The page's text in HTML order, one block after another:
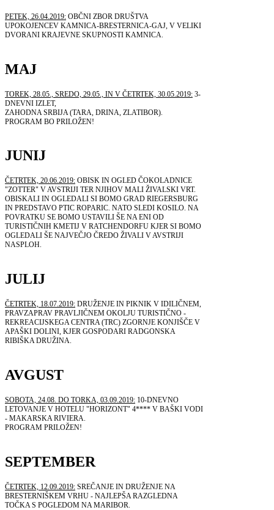
PETEK, 26.04.2019: OBČNI ZBOR DRUŠTVA
UPOKOJENCEV KAMNICA-BRESTERNICA-GAJ, V VELIKI
DVORANI KRAJEVNE SKUPNOSTI KAMNICA.
MAJ
TOREK, 28.05., SREDO, 29.05., IN V ČETRTEK, 30.05.2019: 3-
DNEVNI IZLET,
ZAHODNA SRBIJA (TARA, DRINA, ZLATIBOR).
PROGRAM BO PRILOŽEN!
JUNIJ
ČETRTEK, 20.06.2019: OBISK IN OGLED ČOKOLADNICE
"ZOTTER" V AVSTRIJI TER NJIHOV MALI ŽIVALSKI VRT.
OBISKALI IN OGLEDALI SI BOMO GRAD RIEGERSBURG
IN PREDSTAVO PTIC ROPARIC. NATO SLEDI KOSILO. NA
POVRATKU SE BOMO USTAVILI ŠE NA ENI OD
TURISTIČNIH KMETIJ V RATCHENDORFU KJER SI BOMO
OGLEDALI ŠE NAJVEČJO ČREDO ŽIVALI V AVSTRIJI
NASPLOH.
JULIJ
ČETRTEK, 18.07.2019: DRUŽENJE IN PIKNIK V IDILIČNEM,
PRAVZAPRAV PRAVLJIČNEM OKOLJU TURISTIČNO -
REKREACIJSKEGA CENTRA (TRC) ZGORNJE KONJIŠČE V
APAŠKI DOLINI, KJER GOSPODARI RADGONSKA
RIBIŠKA DRUŽINA.
AVGUST
SOBOTA, 24.08. DO TORKA, 03.09.2019: 10-DNEVNO
LETOVANJE V HOTELU "HORIZONT" 4**** V BAŠKI VODI
- MAKARSKA RIVIERA.
PROGRAM PRILOŽEN!
SEPTEMBER
ČETRTEK, 12.09.2019: SREČANJE IN DRUŽENJE NA
BRESTERNIŠKEM VRHU - NAJLEPŠA RAZGLEDNA
TOČKA S POGLEDOM NA MARIBOR.